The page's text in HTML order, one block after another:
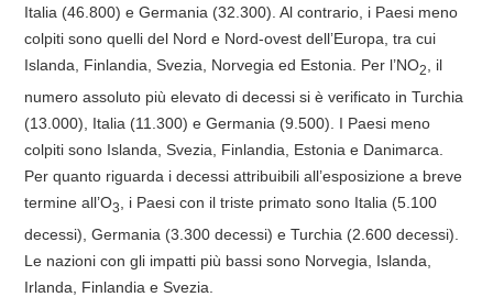
Italia (46.800) e Germania (32.300). Al contrario, i Paesi meno
colpiti sono quelli del Nord e Nord-ovest dell’Europa, tra cui
Islanda, Finlandia, Svezia, Norvegia ed Estonia. Per l’NO2
, il
numero assoluto più elevato di decessi si è verificato in Turchia
(13.000), Italia (11.300) e Germania (9.500). I Paesi meno
colpiti sono Islanda, Svezia, Finlandia, Estonia e Danimarca.
Per quanto riguarda i decessi attribuibili all’esposizione a breve
termine all’O3
, i Paesi con il triste primato sono Italia (5.100
decessi), Germania (3.300 decessi) e Turchia (2.600 decessi).
Le nazioni con gli impatti più bassi sono Norvegia, Islanda,
Irlanda, Finlandia e Svezia.